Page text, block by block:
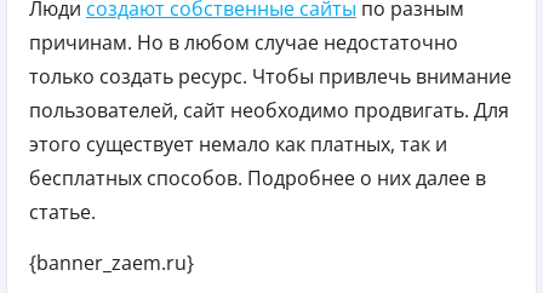
Люди создают собственные сайты по разным
причинам. Но в любом случае недостаточно
только создать ресурс. Чтобы привлечь внимание
пользователей, сайт необходимо продвигать. Для
этого существует немало как платных, так и
бесплатных способов. Подробнее о них далее в
статье.
{banner_zaem.ru}